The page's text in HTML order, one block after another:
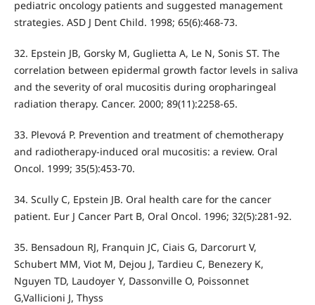
pediatric oncology patients and suggested management
strategies. ASD J Dent Child. 1998; 65(6):468-73.
32. Epstein JB, Gorsky M, Guglietta A, Le N, Sonis ST. The
correlation between epidermal growth factor levels in saliva
and the severity of oral mucositis during oropharingeal
radiation therapy. Cancer. 2000; 89(11):2258-65.
33. Plevová P. Prevention and treatment of chemotherapy
and radiotherapy-induced oral mucositis: a review. Oral
Oncol. 1999; 35(5):453-70.
34. Scully C, Epstein JB. Oral health care for the cancer
patient. Eur J Cancer Part B, Oral Oncol. 1996; 32(5):281-92.
35. Bensadoun RJ, Franquin JC, Ciais G, Darcorurt V,
Schubert MM, Viot M, Dejou J, Tardieu C, Benezery K,
Nguyen TD, Laudoyer Y, Dassonville O, Poissonnet
G,Vallicioni J, Thyss